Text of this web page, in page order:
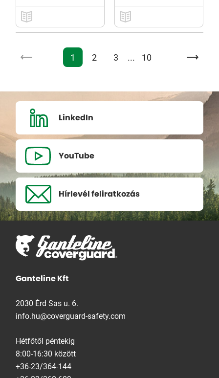
1 2 3 ... 10
LinkedIn
YouTube
Hírlevél feliratkozás
Ganteline Kft
2030 Érd Sas u. 6.
info.hu@coverguard-safety.com
Hétfőtől péntekig
8:00-16:30 között
+36-23/364-144